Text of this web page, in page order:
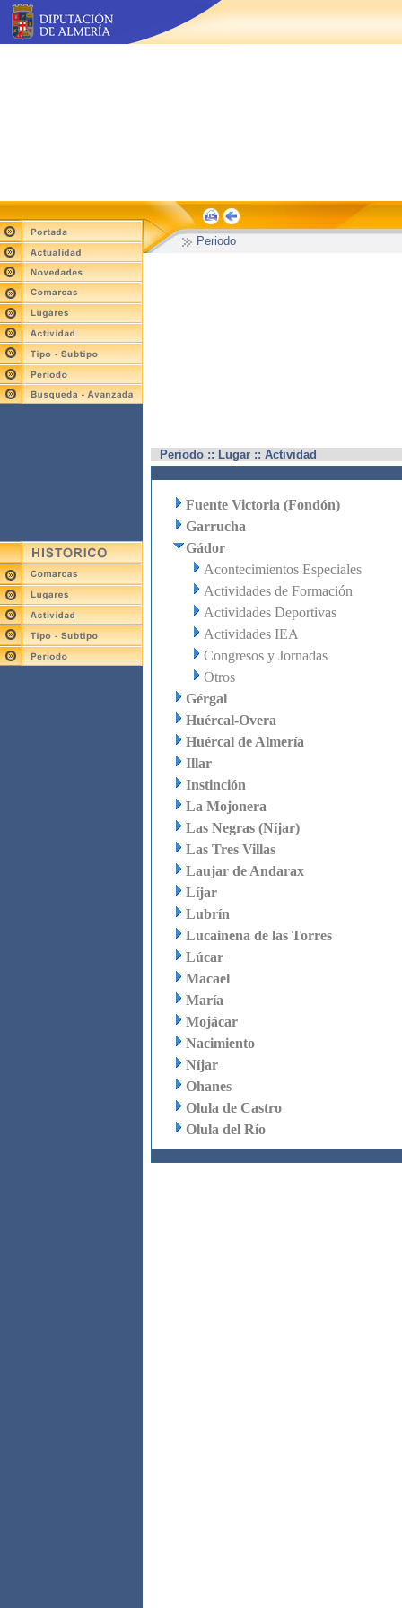
Periodo
Periodo :: Lugar :: Actividad
Fuente Victoria (Fondón)
Garrucha
Gádor
Acontecimientos Especiales
Actividades de Formación
Actividades Deportivas
Actividades IEA
Congresos y Jornadas
Otros
Gérgal
Huércal-Overa
Huércal de Almería
Illar
Instinción
La Mojonera
Las Negras (Níjar)
Las Tres Villas
Laujar de Andarax
Líjar
Lubrín
Lucainena de las Torres
Lúcar
Macael
María
Mojácar
Nacimiento
Níjar
Ohanes
Olula de Castro
Olula del Río